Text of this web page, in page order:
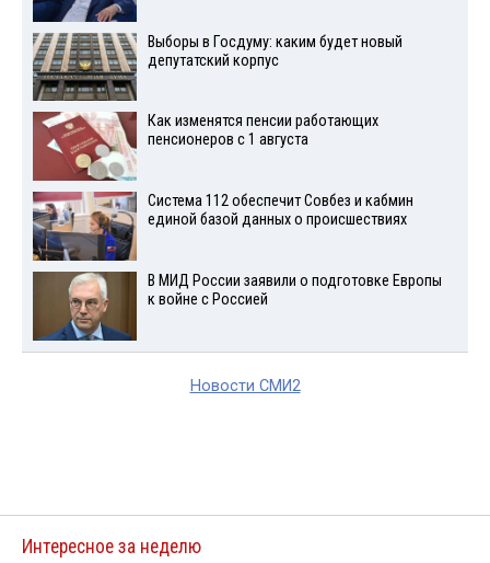
Выборы в Госдуму: каким будет новый
депутатский корпус
Как изменятся пенсии работающих
пенсионеров с 1 августа
Система 112 обеспечит Совбез и кабмин
единой базой данных о происшествиях
В МИД России заявили о подготовке Европы
к войне с Россией
Новости СМИ2
Интересное за неделю